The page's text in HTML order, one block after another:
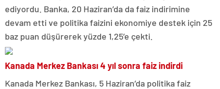
ediyordu. Banka, 20 Haziran’da da faiz indirimine
devam etti ve politika faizini ekonomiye destek için 25
baz puan düşürerek yüzde 1,25’e çekti.
Kanada Merkez Bankası 4 yıl sonra faiz indirdi
Kanada Merkez Bankası, 5 Haziran’da politika faiz